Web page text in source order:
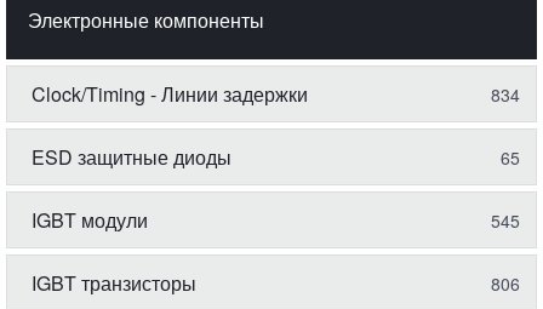
Электронные компоненты
Clock/Timing - Линии задержки 834
ESD защитные диоды 65
IGBT модули 545
IGBT транзисторы 806